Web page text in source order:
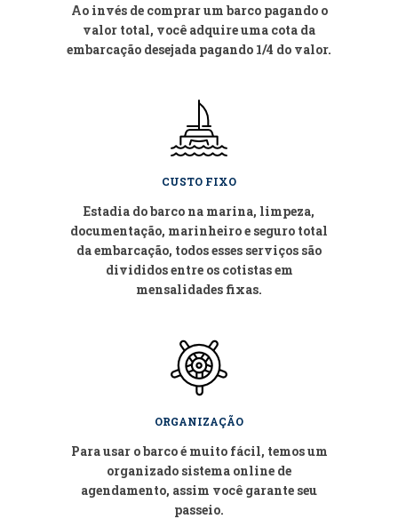
Ao invés de comprar um barco pagando o
valor total, você adquire uma cota da
embarcação desejada pagando 1/4 do valor.
CUSTO FIXO
Estadia do barco na marina, limpeza,
documentação, marinheiro e seguro total
da embarcação, todos esses serviços são
divididos entre os cotistas em
mensalidades fixas.
ORGANIZAÇÃO
Para usar o barco é muito fácil, temos um
organizado sistema online de
agendamento, assim você garante seu
passeio.